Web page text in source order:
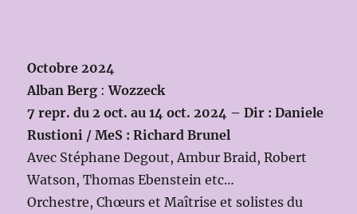
Octobre 2024
Alban Berg :Wozzeck
7 repr. du 2 oct. au 14 oct. 2024 – Dir : Daniele
Rustioni / MeS : Richard Brunel
Avec Stéphane Degout, Ambur Braid, Robert
Watson, Thomas Ebenstein etc…
Orchestre, Chœurs et Maîtrise et solistes du